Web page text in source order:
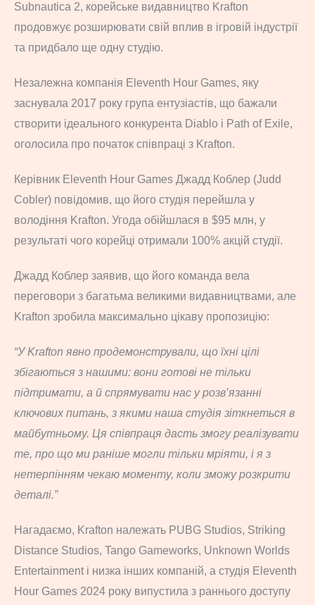
Subnautica 2, корейське видавництво Krafton
продовжує розширювати свій вплив в ігровій індустрії
та придбало ще одну студію.
Незалежна компанія Eleventh Hour Games, яку
заснувала 2017 року група ентузіастів, що бажали
створити ідеального конкурента Diablo і Path of Exile,
оголосила про початок співпраці з Krafton.
Керівник Eleventh Hour Games Джадд Коблер (Judd
Cobler) повідомив, що його студія перейшла у
володіння Krafton. Угода обійшлася в $95 млн, у
результаті чого корейці отримали 100% акцій студії.
Джадд Коблер заявив, що його команда вела
переговори з багатьма великими видавництвами, але
Krafton зробила максимально цікаву пропозицію:
“У Krafton явно продемонстрували, що їхні цілі
збігаються з нашими: вони готові не тільки
підтримати, а й спрямувати нас у розв’язанні
ключових питань, з якими наша студія зіткнеться в
майбутньому. Ця співпраця дасть змогу реалізувати
те, про що ми раніше могли тільки мріяти, і я з
нетерпінням чекаю моменту, коли зможу розкрити
деталі.”
Нагадаємо, Krafton належать PUBG Studios, Striking
Distance Studios, Tango Gameworks, Unknown Worlds
Entertainment і низка інших компаній, а студія Eleventh
Hour Games 2024 року випустила з раннього доступу